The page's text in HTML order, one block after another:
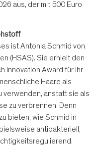
aus, der mit 500 Euro
ist Antonia Schmid von
(HSAS). Sie erhielt den
Innovation Award für ihr
Haare als
verwenden, anstatt sie als
zu verbrennen. Denn
bieten, wie Schmid in
antibakteriell,